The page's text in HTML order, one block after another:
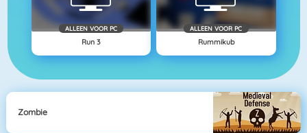
ALLEEN VOOR PC
Run 3
ALLEEN VOOR PC
Rummikub
Zombie